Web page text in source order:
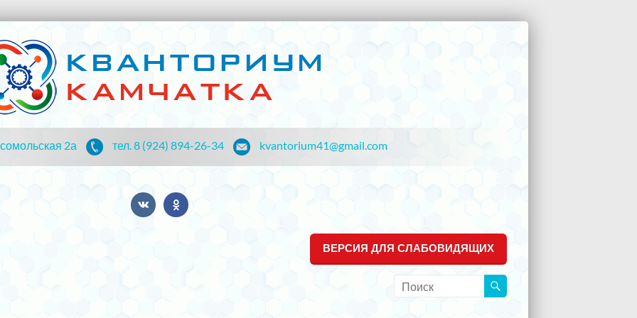
2а тел. 8 (924) 894-26-34 kvantorium41@gmail.com
ВЕРСИЯ ДЛЯ СЛАБОВИДЯЩИХ